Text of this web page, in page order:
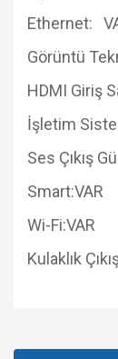
Ethernet:
Görüntü
HDMI Giriş
İşletim
Ses Çıkış
Smart:VAR
Wi-Fi:VAR
Kulaklık